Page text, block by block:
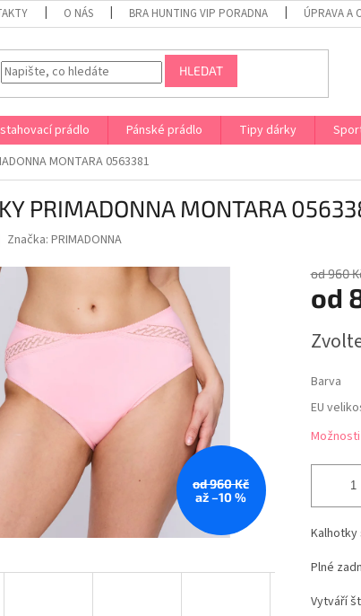
O NÁS BRA HUNTING VIP PORADNA ÚPRAVA A
HLEDAT
prádlo Pánské prádlo Tipy dárky
MONTARA 0563381
PRIMADONNA MONTARA
Značka: PRIMADONNA
od 960 Kč
až –10 %
od 960
od
cena:
Barva
EU
Kalhotky
Plné
Vytváří